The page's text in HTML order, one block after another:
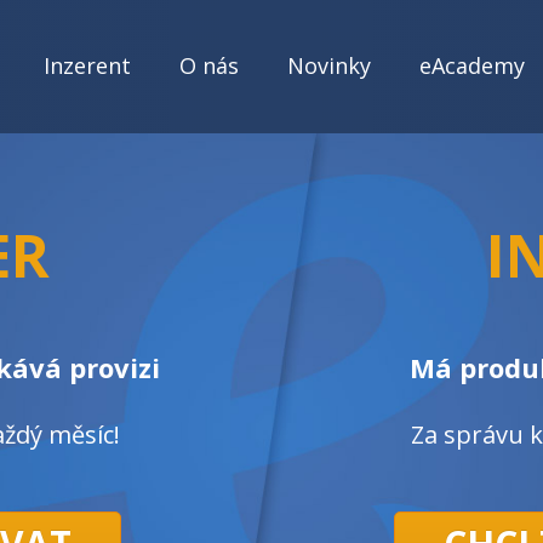
Inzerent O nás Novinky eAcademy
provizi
měsíc!
Má
Za správu